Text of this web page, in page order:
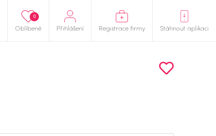
Oblíbené
0
Přihlášení Registrace firmy Stáhnout aplikaci